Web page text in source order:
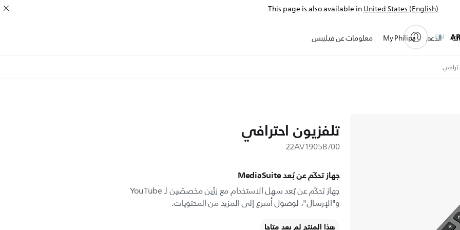
This page is also available inUnited States (English)
الدعم My Philips معلومات عن فيليبس EN
تلفزيون احترافي
22AV1905B/00
جهاز تحكّم عن بُعد MediaSuite
جهاز تحكّم عن بُعد سهل الاستخدام مع زرَّين مخصصَين لـ YouTube
و"الإرسال"، لوصول أسرع إلى المزيد من المحتويات.
هذا المنتج لم يعد متاحا